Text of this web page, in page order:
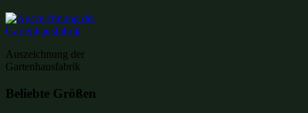
Auszeichnung der
Gartenhausfabrik
Beliebte Größen